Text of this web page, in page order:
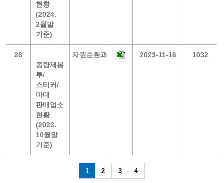
현황
(2024.
2월말
기준)
26
종량제봉
투/
스티커/
마대
판매업소
현황
(2023.
10월말
기준)
자원순환과 2023-11-16 1032
1 2 3 4